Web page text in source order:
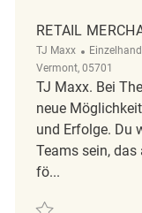
RETAIL
TJ Maxx Kategorie
Vermont, 05701
TJ Maxx. Bei
neue
und Erfolge. Du
Teams sein,
fö...
Retten Retail